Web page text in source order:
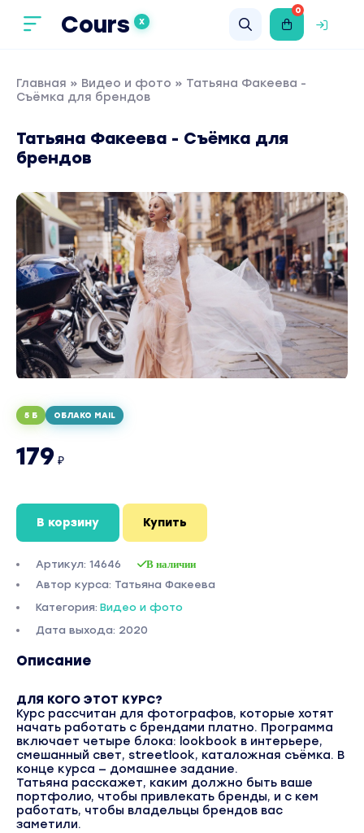
Cours X
0
Главная » Видео и фото » Татьяна Факеева -
Съёмка для брендов
Татьяна Факеева - Съёмка для
брендов
5 Б ОБЛАКО MAIL
179 ₽
В корзину Купить
Артикул: 14646 В наличии
Автор курса: Татьяна Факеева
Категория: Видео и фото
Дата выхода: 2020
Описание
ДЛЯ КОГО ЭТОТ КУРС?
Курс рассчитан для фотографов, которые хотят
начать работать с брендами платно. Программа
включает четыре блока: lookbook в интерьере,
смешанный свет, streetlook, каталожная съёмка. В
конце курса — домашнее задание.
Татьяна расскажет, каким должно быть ваше
портфолио, чтобы привлекать бренды, и с кем
работать, чтобы владельцы брендов вас
заметили.